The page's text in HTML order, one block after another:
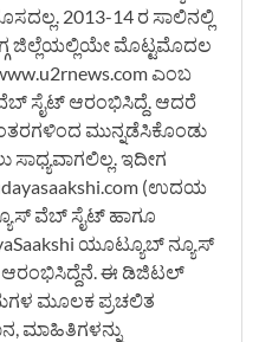
2013-14 ರ ಸಾಲಿನಲ್ಲಿ
ಜಿಲ್ಲೆಯಲ್ಲಿಯೇ ಮೊಟ್ಟಮೊದಲ
ಎಂಬ
ಸೈಟ್ ಆರಂಭಿಸಿದ್ದೆ. ಆದರೆ
ಮುನ್ನಡೆಸಿಕೊಂಡು
ಇದೀಗ
(ಉದಯ
ವೆಬ್ ಸೈಟ್ ಹಾಗೂ
ಯೂಟ್ಯೂಬ್ ನ್ಯೂಸ್
ಈ ಡಿಜಿಟಲ್
ಮೂಲಕ ಪ್ರಚಲಿತ
ಮಾಹಿತಿಗಳನ್ನು